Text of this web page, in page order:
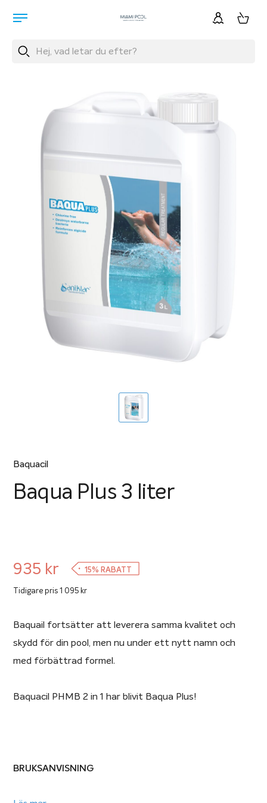
Baquacil
Baqua Plus 3 liter
935 kr 15% RABATT
Tidigare pris1 095 kr
Baquail fortsätter att leverera samma kvalitet och
skydd för din pool, men nu under ett nytt namn och
med förbättrad formel.
Baquacil PHMB 2 in 1 har blivit Baqua Plus!
BRUKSANVISNING